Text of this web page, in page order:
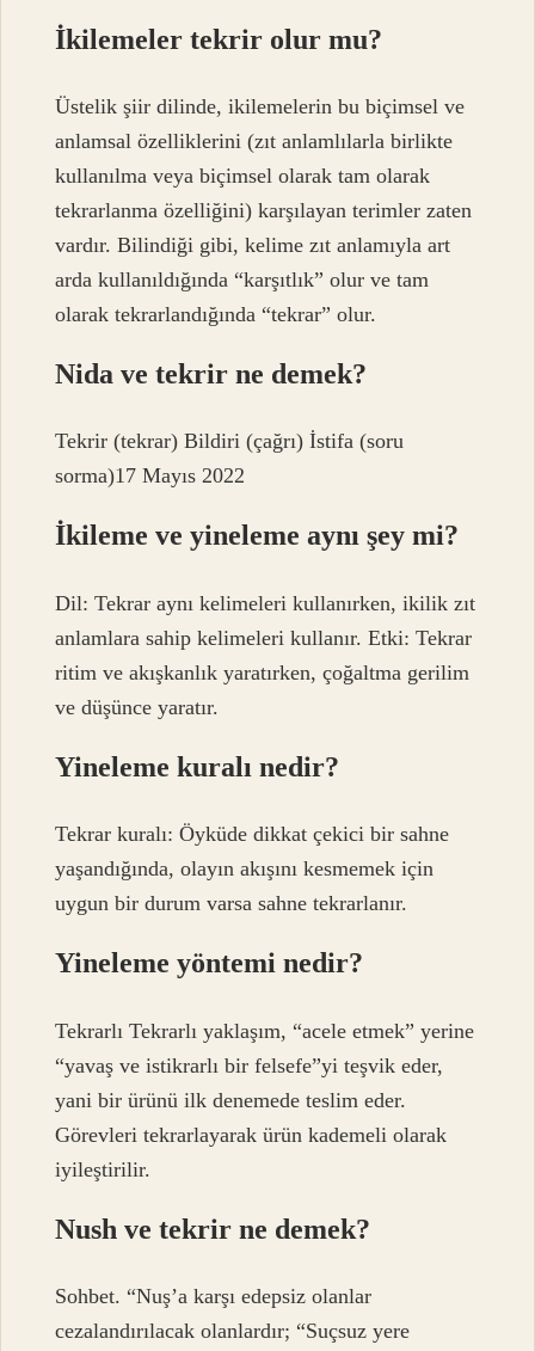
İkilemeler tekrir olur mu?
Üstelik şiir dilinde, ikilemelerin bu biçimsel ve
anlamsal özelliklerini (zıt anlamlılarla birlikte
kullanılma veya biçimsel olarak tam olarak
tekrarlanma özelliğini) karşılayan terimler zaten
vardır. Bilindiği gibi, kelime zıt anlamıyla art
arda kullanıldığında “karşıtlık” olur ve tam
olarak tekrarlandığında “tekrar” olur.
Nida ve tekrir ne demek?
Tekrir (tekrar) Bildiri (çağrı) İstifa (soru
sorma)17 Mayıs 2022
İkileme ve yineleme aynı şey mi?
Dil: Tekrar aynı kelimeleri kullanırken, ikilik zıt
anlamlara sahip kelimeleri kullanır. Etki: Tekrar
ritim ve akışkanlık yaratırken, çoğaltma gerilim
ve düşünce yaratır.
Yineleme kuralı nedir?
Tekrar kuralı: Öyküde dikkat çekici bir sahne
yaşandığında, olayın akışını kesmemek için
uygun bir durum varsa sahne tekrarlanır.
Yineleme yöntemi nedir?
Tekrarlı Tekrarlı yaklaşım, “acele etmek” yerine
“yavaş ve istikrarlı bir felsefe”yi teşvik eder,
yani bir ürünü ilk denemede teslim eder.
Görevleri tekrarlayarak ürün kademeli olarak
iyileştirilir.
Nush ve tekrir ne demek?
Sohbet. “Nuş’a karşı edepsiz olanlar
cezalandırılacak olanlardır; “Suçsuz yere